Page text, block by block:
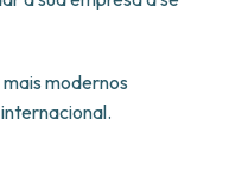
modernos